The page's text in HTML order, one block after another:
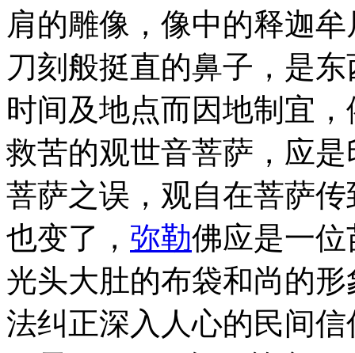
肩的雕像，像中的释迦
刀刻般挺直的鼻子，是
时间及地点而因地制宜
救苦的观世音菩萨，应
菩萨之误，观自在菩萨
也变了， 弥勒佛应是一
光头大肚的布袋和尚的
法纠正深入人心的民间